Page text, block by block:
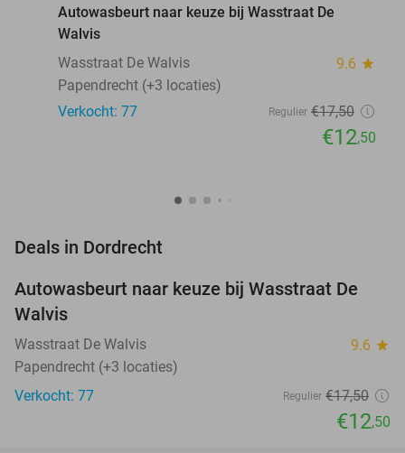
Autowasbeurt naar keuze bij Wasstraat De
Walvis
Wasstraat De Walvis
9.6 star
Papendrecht (+3 locaties)
Verkocht: 77
Regulier €17,50
€12,50
Deals in Dordrecht
29%
Autowasbeurt naar keuze bij Wasstraat De
Walvis
Wasstraat De Walvis 9.6 star
Papendrecht (+3 locaties)
Verkocht: 77
Regulier €17,50
€12,50